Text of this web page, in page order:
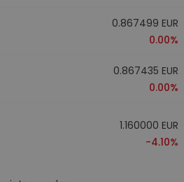
0.867499 EUR
0.00%
0.867435 EUR
0.00%
1.160000 EUR
-4.10%